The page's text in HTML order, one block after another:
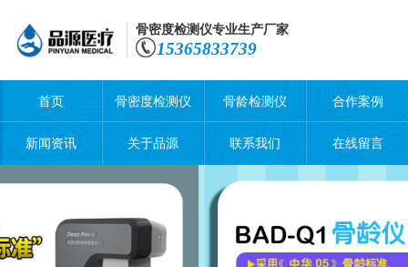
骨密度检测仪专业生产厂家
15365833739
首页 骨密度检测仪 骨龄检测仪 合作案例
新闻资讯 关于品源 联系我们 在线留言